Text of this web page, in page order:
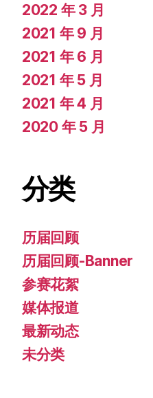
2022 年 3 月
2021 年 9 月
2021 年 6 月
2021 年 5 月
2021 年 4 月
2020 年 5 月
分类
历届回顾
历届回顾-Banner
参赛花絮
媒体报道
最新动态
未分类